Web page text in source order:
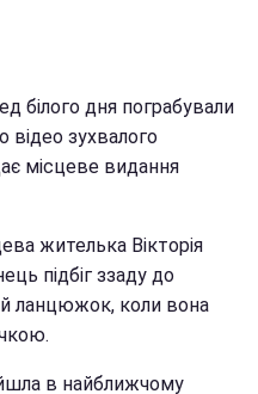
білого дня пограбували
відео зухвалого
місцеве видання
жителька Вікторія
підбіг ззаду до
ланцюжок, коли вона
в найближчому